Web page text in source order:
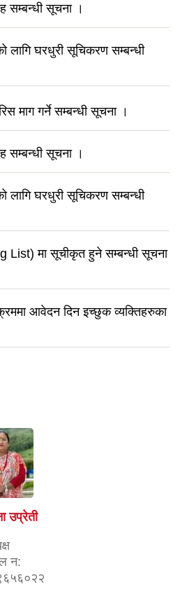
सम्बन्धी सूचना ।
लागि घरधुरी सूचिकरण सम्बन्धी
माग गर्ने सम्बन्धी सूचना ।
सम्बन्धी सूचना ।
लागि घरधुरी सूचिकरण सम्बन्धी
List) मा सूचीकृत हुने सम्बन्धी सूचना
आवेदन दिन इच्छुक व्यक्तिहरुका
उप्रेती
न‌: